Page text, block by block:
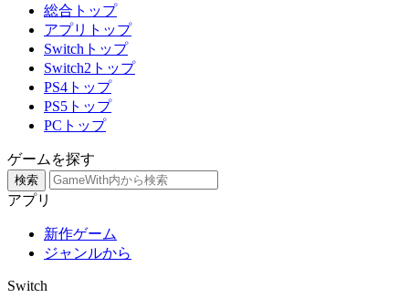
総合トップ
アプリトップ
Switchトップ
Switch2トップ
PS4トップ
PS5トップ
PCトップ
ゲームを探す
検索
アプリ
新作ゲーム
ジャンルから
Switch